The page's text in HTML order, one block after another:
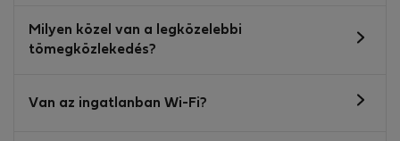
Milyen közel van a legközelebbi
tömegközlekedés?
Van az ingatlanban Wi-Fi?